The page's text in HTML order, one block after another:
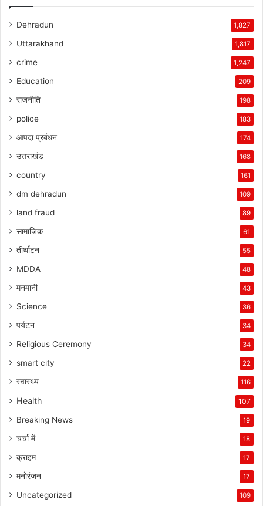
Dehradun 1,827
Uttarakhand 1,817
crime 1,247
Education 209
राजनीति 198
police 183
आपदा प्रबंधन 174
उत्तराखंड 168
country 161
dm dehradun 109
land fraud 89
सामाजिक 61
तीर्थाटन 55
MDDA 48
मनमानी 43
Science 36
पर्यटन 34
Religious Ceremony 34
smart city 22
स्वास्थ्य 116
Health 107
Breaking News 19
चर्चा में 18
क्राइम 17
मनोरंजन 17
Uncategorized 109